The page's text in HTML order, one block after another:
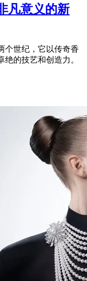
凡意义的新
个世纪，它以传奇香
的技艺和创造力。